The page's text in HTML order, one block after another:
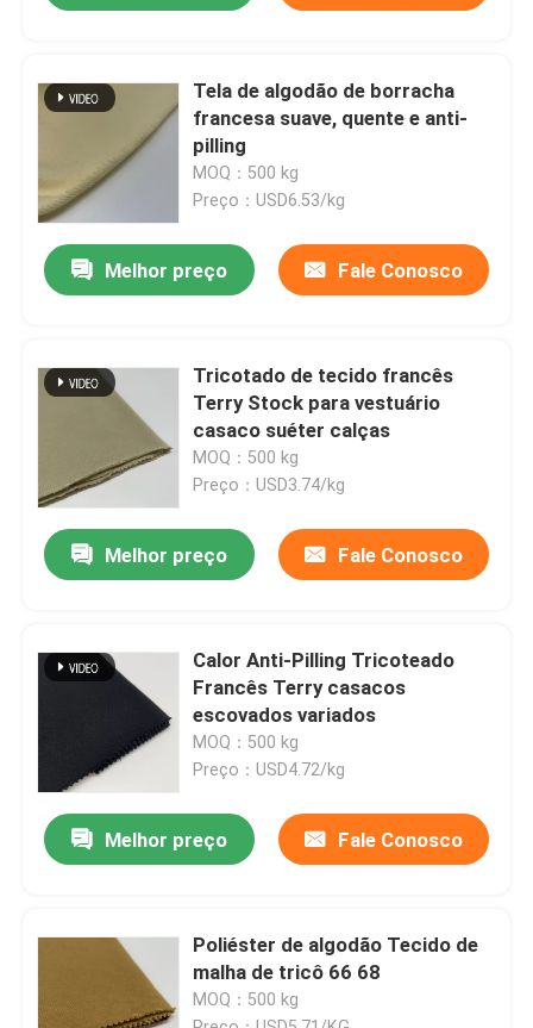
Quem Somos
Contatos
Produtos
Terry Fabric francês
Tela viscosa de linho
Tela polar do velo
Shell Fabric macia
Tecido de bordados de algodão
Tela de algodão de borracha
francesa suave, quente e anti-
pilling
MOQ：500 kg
Preço：USD6.53/kg
Melhor preço Fale Conosco
Tricotado de tecido francês
Terry Stock para vestuário
casaco suéter calças
MOQ：500 kg
Preço：USD3.74/kg
Melhor preço Fale Conosco
Calor Anti-Pilling Tricoteado
Francês Terry casacos
escovados variados
MOQ：500 kg
Preço：USD4.72/kg
Melhor preço Fale Conosco
Poliéster de algodão Tecido de
malha de tricô 66 68
MOQ：500 kg